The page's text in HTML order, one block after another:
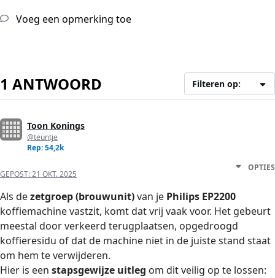
Voeg een opmerking toe
1 ANTWOORD Filteren op:
Toon Konings
@teuntje
Rep: 54,2k
GEPOST:21 OKT. 2025
OPTIES
Als dezetgroep (brouwunit)van je Philips EP2200
koffiemachine vastzit, komt dat vrij vaak voor. Het gebeurt
meestal door verkeerd terugplaatsen, opgedroogd
koffieresidu of dat de machine niet in de juiste stand staat
om hem te verwijderen.
Hier is een stapsgewijze uitleg om dit veilig op te lossen: